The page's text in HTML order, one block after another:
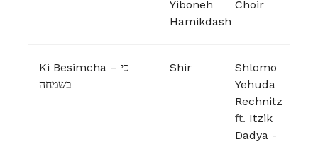
Yiboneh
Hamikdash
Choir
Ki Besimcha – כי
בשמחה
Shir
Shlomo
Yehuda
Rechnitz
ft. Itzik
Dadya -